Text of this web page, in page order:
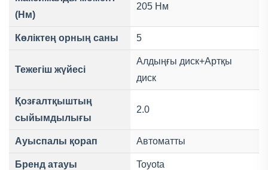
(Нм)
205 Нм
Көліктең орның саны 5
Тежегіш жүйесі
Алдыңғы диск+Артқы
диск
Қозғалтқыштың
сыйымдылығы
2.0
Ауыспалы қорап Автоматты
Бренд атауы Toyota